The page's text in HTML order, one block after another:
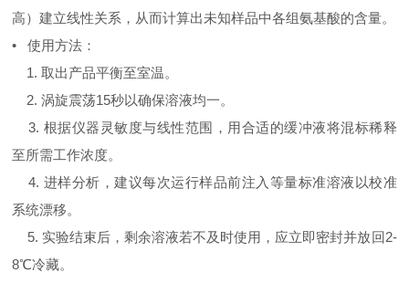
高）建立线性关系，从而计算出未知样品中各组氨基酸的含量。
• 使用方法：
1. 取出产品平衡至室温。
2. 涡旋震荡15秒以确保溶液均一。
3. 根据仪器灵敏度与线性范围，用合适的缓冲液将混标稀释
至所需工作浓度。
4. 进样分析，建议每次运行样品前注入等量标准溶液以校准
系统漂移。
5. 实验结束后，剩余溶液若不及时使用，应立即密封并放回2-
8℃冷藏。